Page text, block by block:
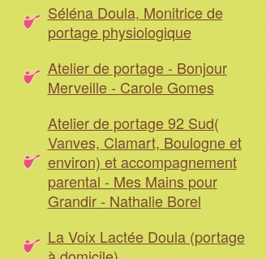
Séléna Doula, Monitrice de
portage physiologique
Atelier de portage - Bonjour
Merveille - Carole Gomes
Atelier de portage 92 Sud(
Vanves, Clamart, Boulogne et
environ) et accompagnement
parental - Mes Mains pour
Grandir - Nathalie Borel
La Voix Lactée Doula (portage